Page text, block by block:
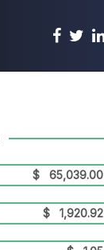
$ 65,039.00
$ 1,920.92